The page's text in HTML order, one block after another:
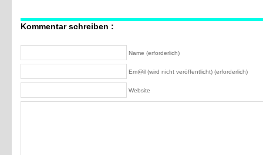
Kommentar schreiben :
Name (erforderlich)
Em@il (wird nicht veröffentlicht) (erforderlich)
Website